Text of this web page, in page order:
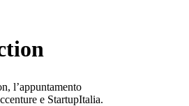
l’appuntamento
e StartupItalia.